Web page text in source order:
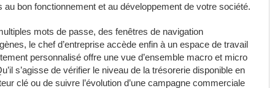
bon fonctionnement et au développement de votre société.
mots de passe, des fenêtres de navigation
le chef d’entreprise accède enfin à un espace de travail
personnalisé offre une vue d’ensemble macro et micro
s’agisse de vérifier le niveau de la trésorerie disponible en
clé ou de suivre l’évolution d’une campagne commerciale